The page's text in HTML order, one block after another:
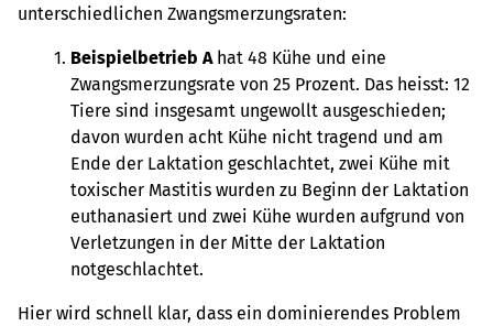
unterschiedlichen Zwangsmerzungsraten:
Beispielbetrieb Ahat 48 Kühe und eine
Zwangsmerzungsrate von 25 Prozent. Das heisst: 12
Tiere sind insgesamt ungewollt ausgeschieden;
davon wurden acht Kühe nicht tragend und am
Ende der Laktation geschlachtet, zwei Kühe mit
toxischer Mastitis wurden zu Beginn der Laktation
euthanasiert und zwei Kühe wurden aufgrund von
Verletzungen in der Mitte der Laktation
notgeschlachtet.
Hier wird schnell klar, dass ein dominierendes Problem